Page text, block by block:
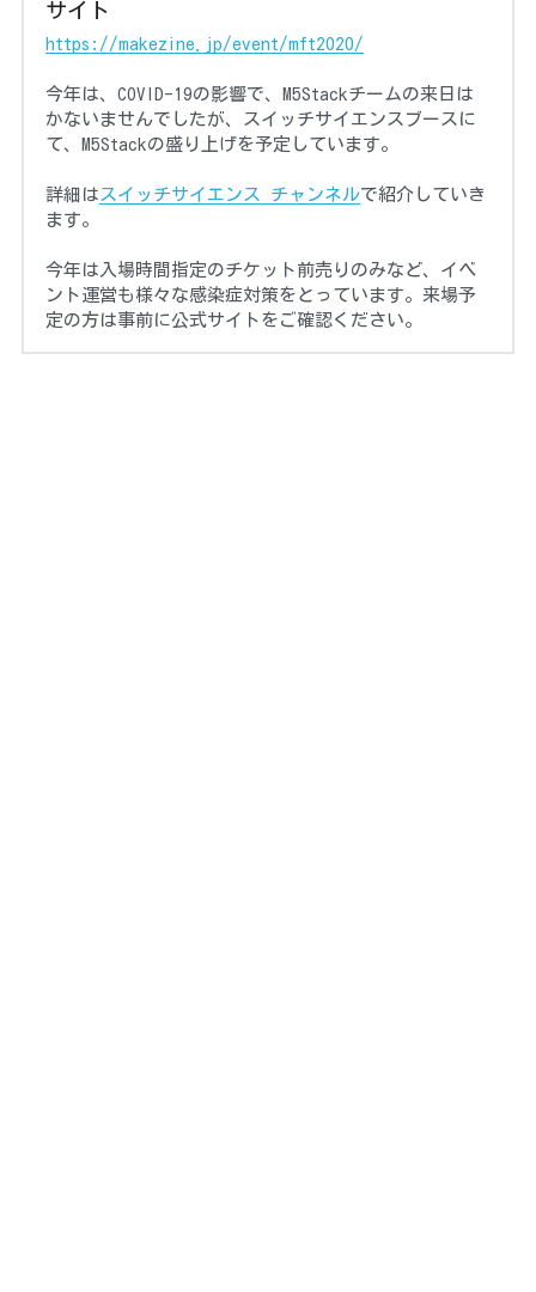
サイト
https://makezine.jp/event/mft2020/
今年は、COVID-19の影響で、M5Stackチームの来日は
かないませんでしたが、スイッチサイエンスブースに
て、M5Stackの盛り上げを予定しています。
詳細は スイッチサイエンス チャンネルで紹介していき
ます。
今年は入場時間指定のチケット前売りのみなど、イベ
ント運営も様々な感染症対策をとっています。来場予
定の方は事前に公式サイトをご確認ください。